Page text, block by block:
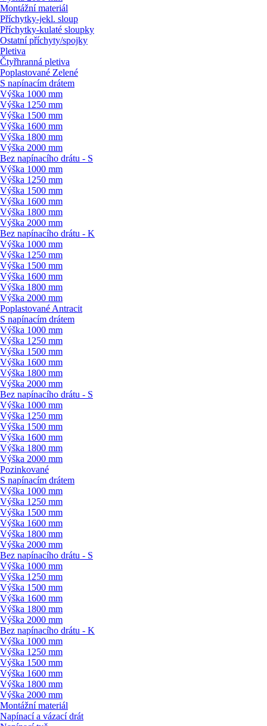
Montážní materiál
Příchytky-jekl. sloup
Příchytky-kulaté sloupky
Ostatní příchyty/spojky
Pletiva
Čtyřhranná pletiva
Poplastované Zelené
S napínacím drátem
Výška 1000 mm
Výška 1250 mm
Výška 1500 mm
Výška 1600 mm
Výška 1800 mm
Výška 2000 mm
Bez napínacího drátu - S
Výška 1000 mm
Výška 1250 mm
Výška 1500 mm
Výška 1600 mm
Výška 1800 mm
Výška 2000 mm
Bez napínacího drátu - K
Výška 1000 mm
Výška 1250 mm
Výška 1500 mm
Výška 1600 mm
Výška 1800 mm
Výška 2000 mm
Poplastované Antracit
S napínacím drátem
Výška 1000 mm
Výška 1250 mm
Výška 1500 mm
Výška 1600 mm
Výška 1800 mm
Výška 2000 mm
Bez napínacího drátu - S
Výška 1000 mm
Výška 1250 mm
Výška 1500 mm
Výška 1600 mm
Výška 1800 mm
Výška 2000 mm
Pozinkované
S napínacím drátem
Výška 1000 mm
Výška 1250 mm
Výška 1500 mm
Výška 1600 mm
Výška 1800 mm
Výška 2000 mm
Bez napínacího drátu - S
Výška 1000 mm
Výška 1250 mm
Výška 1500 mm
Výška 1600 mm
Výška 1800 mm
Výška 2000 mm
Bez napínacího drátu - K
Výška 1000 mm
Výška 1250 mm
Výška 1500 mm
Výška 1600 mm
Výška 1800 mm
Výška 2000 mm
Montážní materiál
Napínací a vázací drát